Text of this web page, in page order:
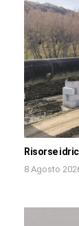
Risorse
8 Agosto